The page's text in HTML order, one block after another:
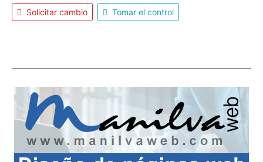
Solicitar cambio Tomar el control